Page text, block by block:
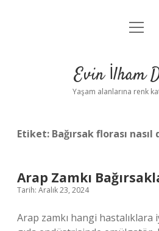
Anasayfa
Yasal
menüyü
Evin İlham
Yaşam alanlarına renk
Etiket: Bağırsak florası
Arap Zamkı
Tarih: Aralık 23, 2024
Arap zamkı hangi hastalıklara